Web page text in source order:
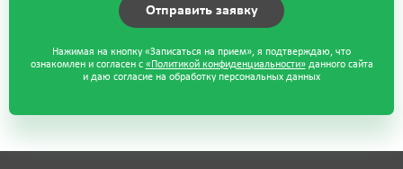
Нажимая на кнопку «Записаться на прием», я подтверждаю, что
ознакомлен и согласен с «Политикой конфиденциальности»данного сайта
и даю согласие на обработку персональных данных